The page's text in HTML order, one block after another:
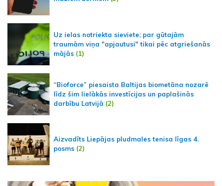
Uz ielas notriekta sieviete; par gūtajām
traumām viņa "apjautusi" tikai pēc atgriešanās
mājās (1)
“Bioforce” piesaista Baltijas biometāna nozarē
līdz šim lielākās investīcijas un paplašinās
darbību Latvijā (2)
Aizvadīts Liepājas pludmales tenisa līgas 4.
posms (2)